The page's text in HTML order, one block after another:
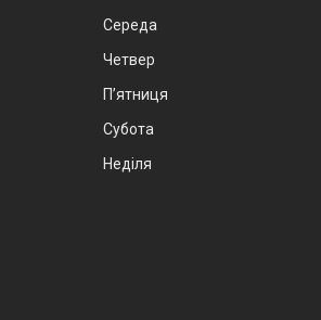
Середа
Четвер
Пʼятниця
Субота
Неділя